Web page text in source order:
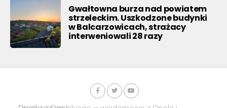
Gwałtowna burza nad powiatem
strzeleckim. Uszkodzone budynki
w Balcarzowicach, strażacy
interweniowali 28 razy